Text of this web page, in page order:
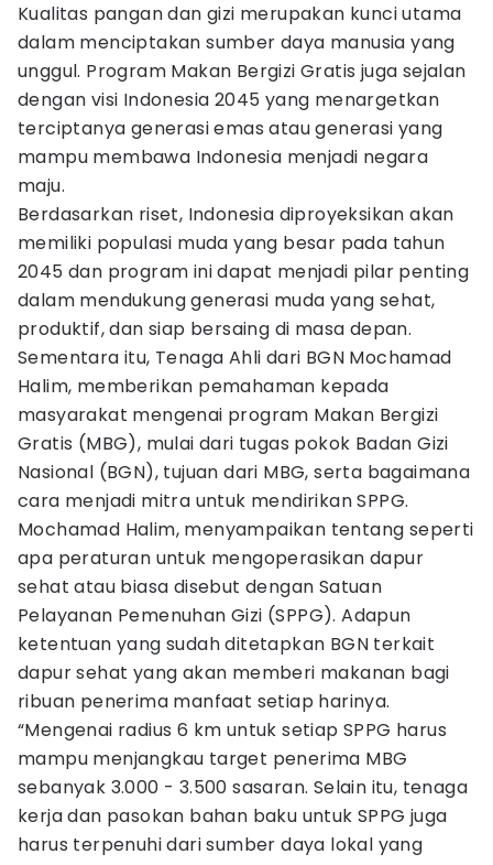
Kualitas pangan dan gizi merupakan kunci utama
dalam menciptakan sumber daya manusia yang
unggul. Program Makan Bergizi Gratis juga sejalan
dengan visi Indonesia 2045 yang menargetkan
terciptanya generasi emas atau generasi yang
mampu membawa Indonesia menjadi negara
maju.
Berdasarkan riset, Indonesia diproyeksikan akan
memiliki populasi muda yang besar pada tahun
2045 dan program ini dapat menjadi pilar penting
dalam mendukung generasi muda yang sehat,
produktif, dan siap bersaing di masa depan.
Sementara itu, Tenaga Ahli dari BGN Mochamad
Halim, memberikan pemahaman kepada
masyarakat mengenai program Makan Bergizi
Gratis (MBG), mulai dari tugas pokok Badan Gizi
Nasional (BGN), tujuan dari MBG, serta bagaimana
cara menjadi mitra untuk mendirikan SPPG.
Mochamad Halim, menyampaikan tentang seperti
apa peraturan untuk mengoperasikan dapur
sehat atau biasa disebut dengan Satuan
Pelayanan Pemenuhan Gizi (SPPG). Adapun
ketentuan yang sudah ditetapkan BGN terkait
dapur sehat yang akan memberi makanan bagi
ribuan penerima manfaat setiap harinya.
“Mengenai radius 6 km untuk setiap SPPG harus
mampu menjangkau target penerima MBG
sebanyak 3.000 - 3.500 sasaran. Selain itu, tenaga
kerja dan pasokan bahan baku untuk SPPG juga
harus terpenuhi dari sumber daya lokal yang